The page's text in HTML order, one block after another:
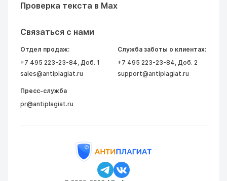
Проверка текста в Max
Связаться с нами
Отдел продаж:
+7 495 223-23-84, Доб. 1
sales@antiplagiat.ru
Служба заботы о клиентах:
+7 495 223-23-84, Доб. 2
support@antiplagiat.ru
Пресс-служба
pr@antiplagiat.ru